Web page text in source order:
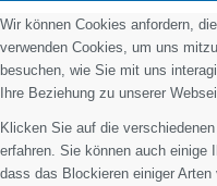
Wir können Cookies anfordern,
verwenden Cookies, um uns
besuchen, wie Sie mit uns
Ihre Beziehung zu unserer
Klicken Sie auf die
erfahren. Sie können auch einige
dass das Blockieren einiger